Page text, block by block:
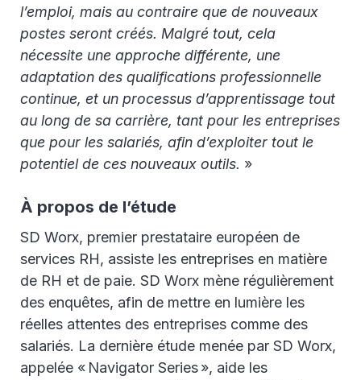
l’emploi, mais au contraire que de nouveaux
postes seront créés. Malgré tout, cela
nécessite une approche différente, une
adaptation des qualifications professionnelle
continue, et un processus d’apprentissage tout
au long de sa carrière, tant pour les entreprises
que pour les salariés, afin d’exploiter tout le
potentiel de ces nouveaux outils. »
À propos de l’étude
SD Worx, premier prestataire européen de
services RH, assiste les entreprises en matière
de RH et de paie. SD Worx mène régulièrement
des enquêtes, afin de mettre en lumière les
réelles attentes des entreprises comme des
salariés. La dernière étude menée par SD Worx,
appelée « Navigator Series », aide les